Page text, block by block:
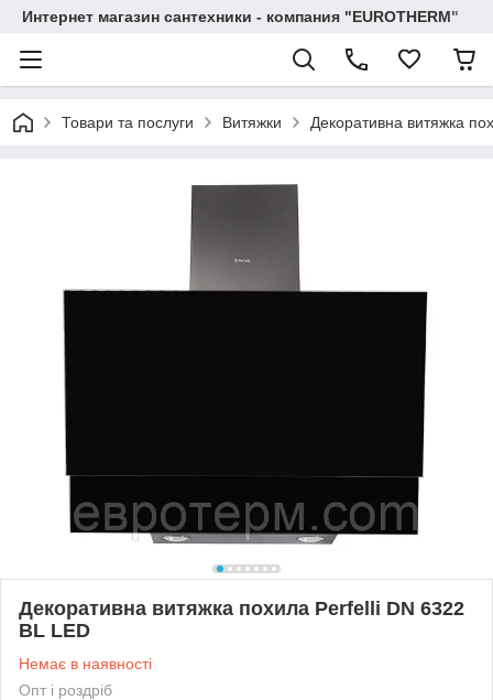
Интернет магазин сантехники - компания "EUROTHERM"
Товари та послуги Витяжки Декоративна витяжка
Декоративна витяжка похила Perfelli DN 6322
BL LED
Немає в наявності
Опт і роздріб